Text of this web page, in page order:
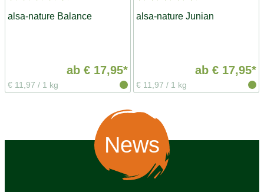
alsa-nature Balance
ab € 17,95*
€ 11,97 / 1 kg
alsa-nature Junian
ab € 17,95*
€ 11,97 / 1 kg
News